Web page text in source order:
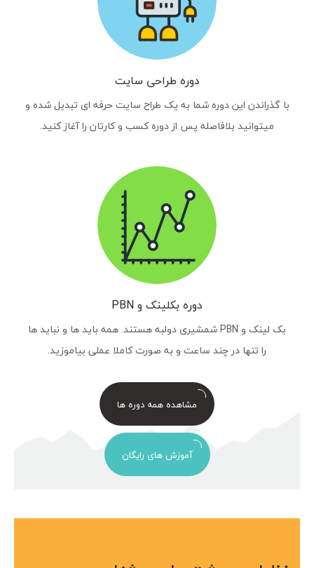
دوره طراحی سایت
با گذراندن این دوره شما به یک طراح سایت حرفه ای تبدیل شده و
میتوانید بلافاصله پس از دوره کسب و کارتان را آغاز کنید.
دوره بکلینک و PBN
بک لینک و PBN شمشیری دولبه هستند. همه باید ها و نباید ها
را تنها در چند ساعت و به صورت کاملا عملی بیاموزید.
مشاهده همه دوره ها
آموزش های رایگان